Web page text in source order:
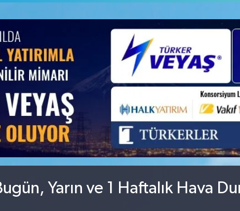
%-14
Yarın ve 1 Haftalık Hava